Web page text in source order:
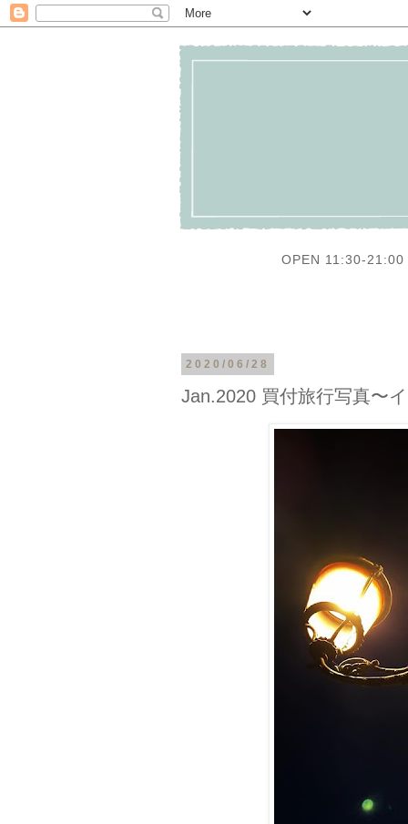
OPEN 11:30-
2020/06/28
Jan.2020 買付旅行写真〜